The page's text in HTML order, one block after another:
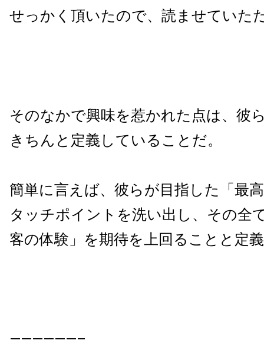
せっかく頂いたので、読ませていた
そのなかで興味を惹かれた点は、彼
きちんと定義していることだ。
簡単に言えば、彼らが目指した「最
タッチポイントを洗い出し、その全
客の体験」を期待を上回ることと定
——————–